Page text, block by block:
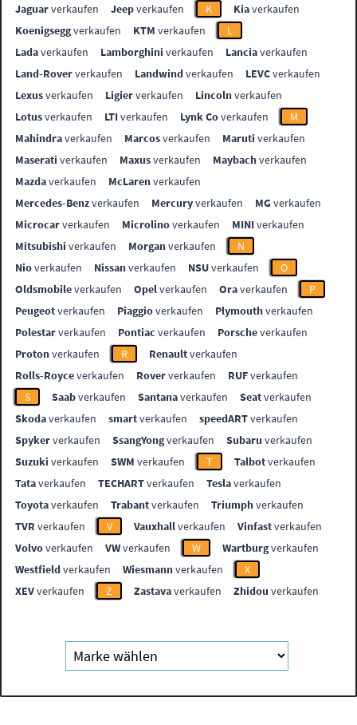
Jaguarverkaufen Jeepverkaufen K Kiaverkaufen
Koenigseggverkaufen KTM verkaufen
L
Ladaverkaufen Lamborghini verkaufen Lanciaverkaufen
Land-Roververkaufen Landwindverkaufen LEVCverkaufen
Lexusverkaufen Ligierverkaufen Lincolnverkaufen
Lotusverkaufen LTIverkaufen Lynk Coverkaufen
M
Mahindraverkaufen Marcosverkaufen Maruti verkaufen
Maserati verkaufen Maxusverkaufen Maybachverkaufen
Mazdaverkaufen McLarenverkaufen
Mercedes-Benzverkaufen Mercuryverkaufen MGverkaufen
Microcarverkaufen Microlinoverkaufen MINIverkaufen
Mitsubishi verkaufen Morganverkaufen
N
Nioverkaufen Nissanverkaufen NSUverkaufen
O
Oldsmobileverkaufen Opelverkaufen Oraverkaufen
P
Peugeotverkaufen Piaggioverkaufen Plymouthverkaufen
Polestarverkaufen Pontiac verkaufen Porscheverkaufen
Protonverkaufen R Renaultverkaufen
Rolls-Royceverkaufen Roververkaufen RUFverkaufen
S
Saabverkaufen Santanaverkaufen Seatverkaufen
Skodaverkaufen smartverkaufen speedARTverkaufen
Spykerverkaufen SsangYongverkaufen Subaru verkaufen
Suzuki verkaufen SWM verkaufen T Talbotverkaufen
Tataverkaufen TECHARTverkaufen Teslaverkaufen
Toyotaverkaufen Trabantverkaufen Triumphverkaufen
TVR verkaufen V Vauxhallverkaufen Vinfastverkaufen
Volvoverkaufen VWverkaufen W Wartburgverkaufen
Westfieldverkaufen Wiesmannverkaufen
X
XEVverkaufen Z Zastavaverkaufen Zhidou verkaufen